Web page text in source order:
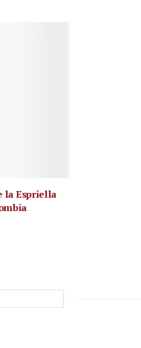
la Espriella